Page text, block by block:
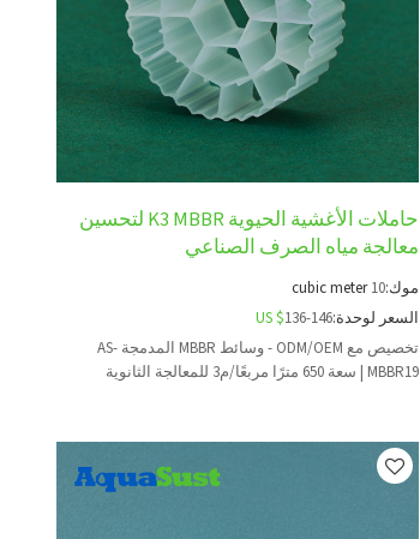
حاملات الأغشية الحيوية K3 MBBR لتحسين
معالجة مياه الصرف الصناعي
موك:10
cubic meter
السعر لوحدة:
US $136-146
تخصيص مع ODM/OEM - وسائط MBBR المدمجة AS-
MBBR19 | سعة 650 مترًا مربعًا/م3 للمعالجة الثانوية